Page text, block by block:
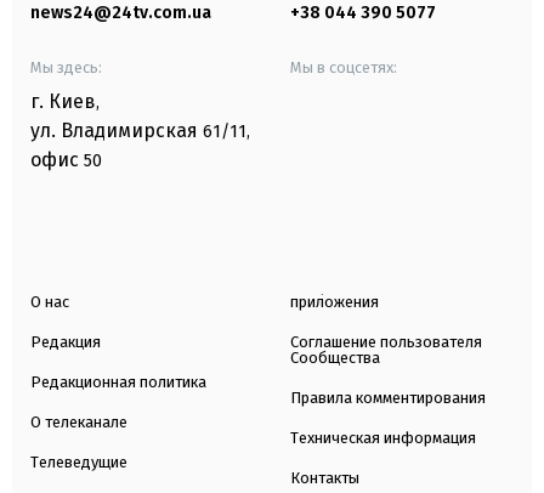
news24@24tv.com.ua +38 044 390 5077
Мы здесь:
г. Киев,
ул. Владимирская 61/11,
офис 50
Мы в соцсетях:
О нас
Редакция
Редакционная политика
О телеканале
Телеведущие
приложения
Соглашение пользователя
Сообщества
Правила комментирования
Техническая информация
Контакты